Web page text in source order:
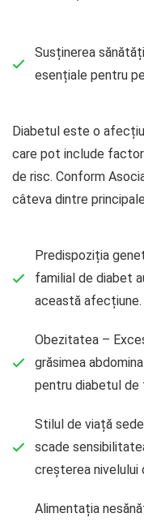
Susținerea
esențiale pentru
Diabetul este o
care pot include
de risc. Conform
câteva dintre
Predispoziția
familial de diabet
această afecțiune.
Obezitatea –
grăsimea
pentru diabetul de
Stilul de viață
scade
creșterea nivelului
Alimentația